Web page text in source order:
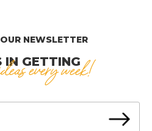
NEWSLETTER
IN GETTING
every week!